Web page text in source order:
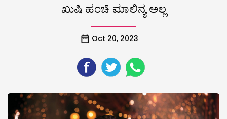
ಖುಷಿ ಹಂಚಿ ಮಾಲಿನ್ಯ ಅಲ್ಲ
Oct 20, 2023